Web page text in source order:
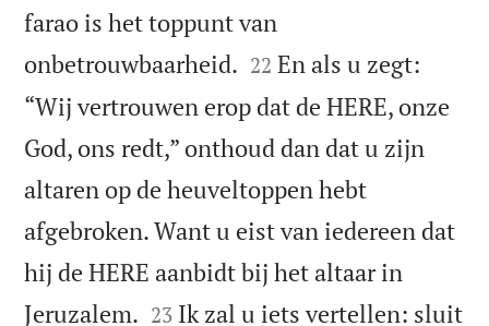
farao is het toppunt van
onbetrouwbaarheid. 

22 En als u zegt:
“Wij vertrouwen erop dat de HERE, onze
God, ons redt,” onthoud dan dat u zijn
altaren op de heuveltoppen hebt
afgebroken. Want u eist van iedereen dat
hij de HERE aanbidt bij het altaar in
Jeruzalem. 

23 Ik zal u iets vertellen: sluit